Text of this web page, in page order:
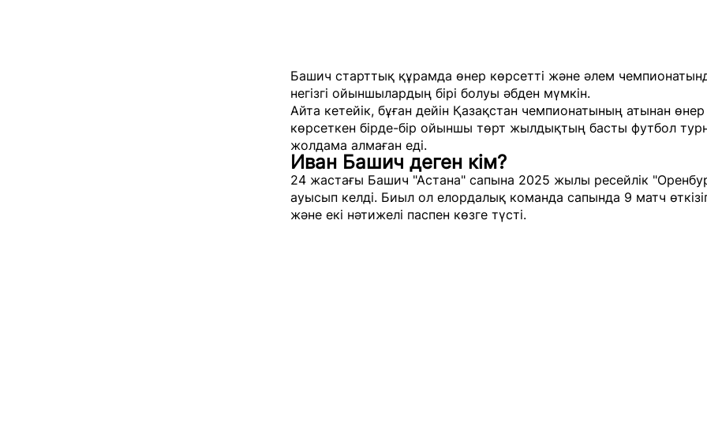
Башич старттық құрамда өнер көрсетті және әлем
негізгі ойыншылардың бірі болуы әбден мүмкін.
Айта кетейік, бұған дейін Қазақстан чемпионатының атынан өнер
көрсеткен бірде-бір ойыншы төрт жылдықтың басты футбол
жолдама алмаған еді.
Иван Башич деген кім?
24 жастағы Башич "Астана" сапына 2025 жылы ресейлік
ауысып келді. Биыл ол елордалық команда сапында 9 матч
және екі нәтижелі паспен көзге түсті.